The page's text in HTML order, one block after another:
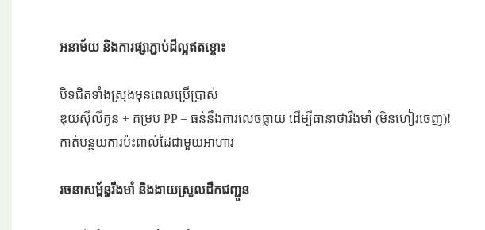
អនាម័យ និងការផ្សាភ្ជាប់ដ៏ល្អឥតខ្ចោះ
បិទជិតទាំងស្រុងមុនពេលប្រើប្រាស់
ឌុយស៊ីលីកូន + គម្រប PP = ធន់នឹងការលេចធ្លាយ ដើម្បីធានាថារឹងមាំ (មិនហៀរចេញ)!
កាត់បន្ថយការប៉ះពាល់ដៃជាមួយអាហារ
រចនាសម្ព័ន្ធរឹងមាំ និងងាយស្រួលដឹកជញ្ជូន